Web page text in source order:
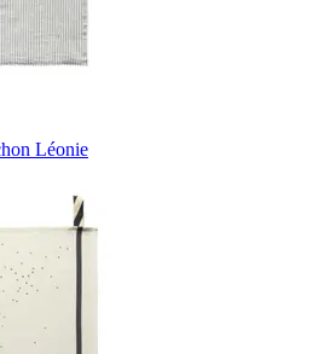
Léonie